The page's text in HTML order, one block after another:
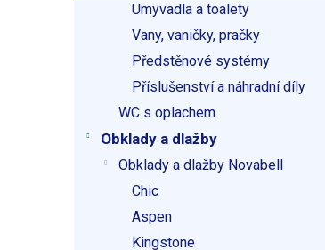
Umyvadla a toalety
Vany, vaničky, pračky
Předstěnové systémy
Příslušenství a náhradní díly
WC s oplachem
Obklady a dlažby
Obklady a dlažby Novabell
Chic
Aspen
Kingstone